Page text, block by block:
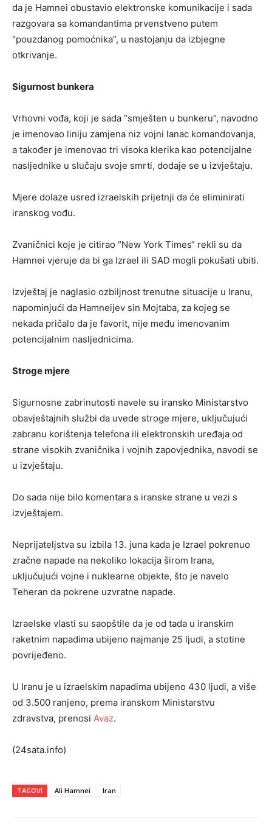
da je Hamnei obustavio elektronske komunikacije i sada
razgovara sa komandantima prvenstveno putem
“pouzdanog pomoćnika”, u nastojanju da izbjegne
otkrivanje.
Sigurnost bunkera
Vrhovni vođa, koji je sada “smješten u bunkeru”, navodno
je imenovao liniju zamjena niz vojni lanac komandovanja,
a također je imenovao tri visoka klerika kao potencijalne
nasljednike u slučaju svoje smrti, dodaje se u izvještaju.
Mjere dolaze usred izraelskih prijetnji da će eliminirati
iranskog vođu.
Zvaničnici koje je citirao “New York Times“ rekli su da
Hamnei vjeruje da bi ga Izrael ili SAD mogli pokušati ubiti.
Izvještaj je naglasio ozbiljnost trenutne situacije u Iranu,
napominjući da Hamneijev sin Mojtaba, za kojeg se
nekada pričalo da je favorit, nije među imenovanim
potencijalnim nasljednicima.
Stroge mjere
Sigurnosne zabrinutosti navele su iransko Ministarstvo
obavještajnih službi da uvede stroge mjere, uključujući
zabranu korištenja telefona ili elektronskih uređaja od
strane visokih zvaničnika i vojnih zapovjednika, navodi se
u izvještaju.
Do sada nije bilo komentara s iranske strane u vezi s
izvještajem.
Neprijateljstva su izbila 13. juna kada je Izrael pokrenuo
zračne napade na nekoliko lokacija širom Irana,
uključujući vojne i nuklearne objekte, što je navelo
Teheran da pokrene uzvratne napade.
Izraelske vlasti su saopštile da je od tada u iranskim
raketnim napadima ubijeno najmanje 25 ljudi, a stotine
povrijeđeno.
U Iranu je u izraelskim napadima ubijeno 430 ljudi, a više
od 3.500 ranjeno, prema iranskom Ministarstvu
zdravstva, prenosi Avaz.
(24sata.info)
TAGOVI Ali Hamnei Iran